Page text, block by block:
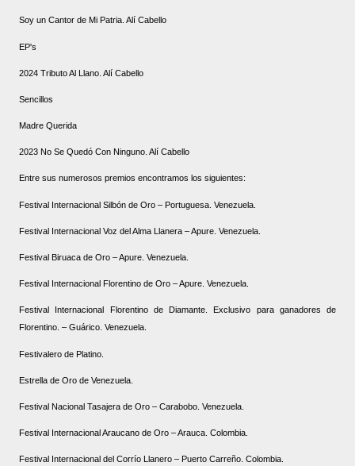
Soy un Cantor de Mi Patria. Alí Cabello
EP's
2024 Tributo Al Llano. Alí Cabello
Sencillos
Madre Querida
2023 No Se Quedó Con Ninguno. Alí Cabello
Entre sus numerosos premios encontramos los siguientes:
Festival Internacional Silbón de Oro – Portuguesa. Venezuela.
Festival Internacional Voz del Alma Llanera – Apure. Venezuela.
Festival Biruaca de Oro – Apure. Venezuela.
Festival Internacional Florentino de Oro – Apure. Venezuela.
Festival Internacional Florentino de Diamante. Exclusivo para ganadores de
Florentino. – Guárico. Venezuela.
Festivalero de Platino.
Estrella de Oro de Venezuela.
Festival Nacional Tasajera de Oro – Carabobo. Venezuela.
Festival Internacional Araucano de Oro – Arauca. Colombia.
Festival Internacional del Corrío Llanero – Puerto Carreño. Colombia.